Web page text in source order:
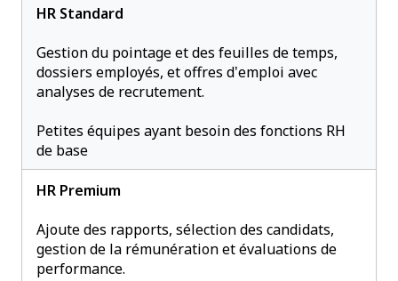
HR Standard
Gestion du pointage et des feuilles de temps,
dossiers employés, et offres d’emploi avec
analyses de recrutement.
Petites équipes ayant besoin des fonctions RH
de base
HR Premium
Ajoute des rapports, sélection des candidats,
gestion de la rémunération et évaluations de
performance.